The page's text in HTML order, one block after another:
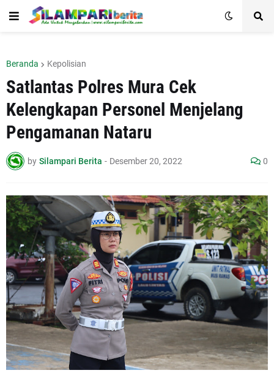
Beranda Kepolisian
Satlantas Polres Mura Cek
Kelengkapan Personel Menjelang
Pengamanan Nataru
by Silampari Berita - Desember 20, 2022 0